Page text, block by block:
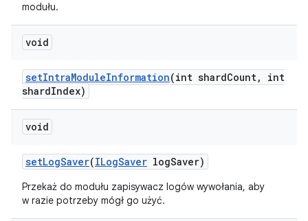
modułu.
void
setIntraModuleInformation(int shardCount,
int
shardIndex)
void
setLogSaver(ILogSaver logSaver)
Przekaż do modułu zapisywacz logów wywołania, aby
w razie potrzeby mógł go użyć.